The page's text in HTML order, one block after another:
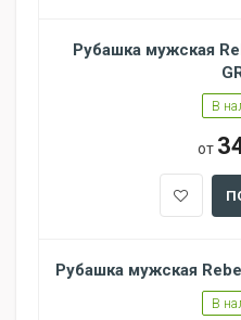
Рубашка мужская
В
от
Рубашка мужская
В